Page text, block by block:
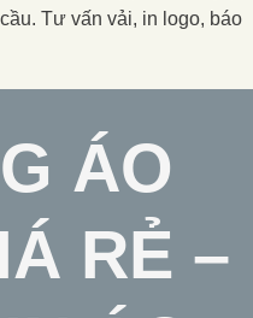
Tư vấn vải, in logo, báo
ÁO
RẺ –